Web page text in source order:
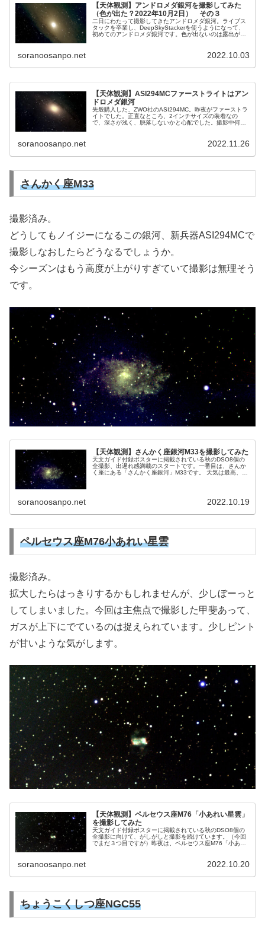
【天体観測】アンドロメダ銀河を撮影してみた
（色が出た？2022年10月2日） その３
二日にわたって撮影してきたアンドロメダ銀河。ライブス
タックを卒業し、DeepSkyStackerを使うようになって、
初めてのアンドロメダ銀河です。色が出ないのは露出が短
soranoosanpo.net 2022.10.03
【天体観測】ASI294MCファーストライトはアン
ドロメダ銀河
先般購入した、ZWO社のASI294MC。昨夜がファーストラ
イトでした。正直なところ、2インチサイズの装着なの
で、深さが浅く、脱落しないかと心配でした。撮影中何度
soranoosanpo.net 2022.11.26
さんかく座M33
撮影済み。
どうしてもノイジーになるこの銀河、新兵器ASI294MCで
撮影しなおしたらどうなるでしょうか。
今シーズンはもう高度が上がりすぎていて撮影は無理そう
です。
【天体観測】さんかく座銀河M33を撮影してみた
天文ガイド付録ポスターに掲載されている秋のDSO8個の
全撮影、出遅れ感満載のスタートです。一番目は、さんか
く座にある「さんかく座銀河」M33です。 天気は最高、雲
soranoosanpo.net 2022.10.19
ペルセウス座M76小あれい星雲
撮影済み。
拡大したらはっきりするかもしれませんが、少しぼーっと
してしまいました。今回は主焦点で撮影した甲斐あって、
ガスが上下にでているのは捉えられています。少しピント
が甘いような気がします。
【天体観測】ペルセウス座M76「小あれい星雲」
を撮影してみた
天文ガイド付録ポスターに掲載されている秋のDSO8個の
全撮影に向けて、がしがしと撮影を続けています。（今回
でまだ３つ目ですが）昨夜は、ペルセウス座M76「小あれ
soranoosanpo.net 2022.10.20
ちょうこくしつ座NGC55